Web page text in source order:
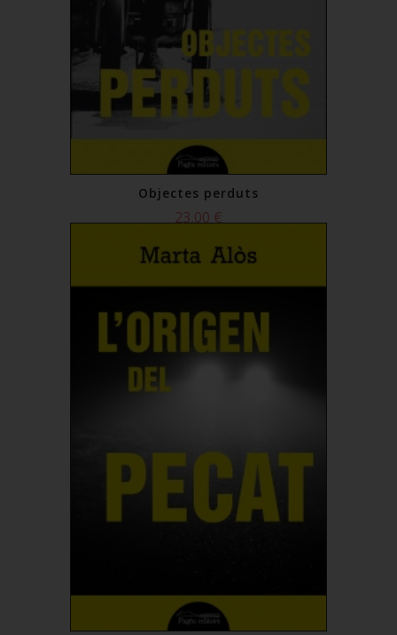
Objectes perduts
23,00 €
Comprar